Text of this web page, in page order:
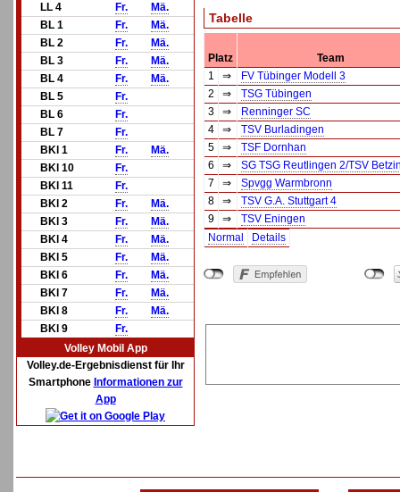
LL 4
Fr.
Mä.
BL 1
Fr.
Mä.
BL 2
Fr.
Mä.
BL 3
Fr.
Mä.
BL 4
Fr.
Mä.
BL 5
Fr.
BL 6
Fr.
BL 7
Fr.
BKl 1
Fr.
Mä.
BKl 10
Fr.
BKl 11
Fr.
BKl 2
Fr.
Mä.
BKl 3
Fr.
Mä.
BKl 4
Fr.
Mä.
BKl 5
Fr.
Mä.
BKl 6
Fr.
Mä.
BKl 7
Fr.
Mä.
BKl 8
Fr.
Mä.
BKl 9
Fr.
Volley Mobil App
Volley.de-Ergebnisdienst für Ihr
Smartphone Informationen zur
App
Tabelle
Platz
Team
1
⇒
FV Tübinger Modell 3
2
⇒
TSG Tübingen
3
⇒
Renninger SC
4
⇒
TSV Burladingen
5
⇒
TSF Dornhan
6
⇒
SG TSG Reutlingen 2/TSV
7
⇒
Spvgg Warmbronn
8
⇒
TSV G.A. Stuttgart 4
9
⇒
TSV Eningen
Normal
Details